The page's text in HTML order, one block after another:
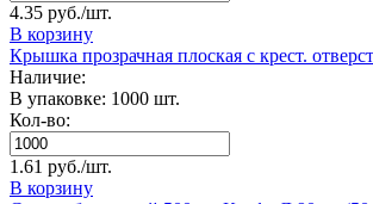
4.35 руб./шт.
В корзину
Крышка прозрачная плоская с крест.
Наличие:
В упаковке: 1000 шт.
Кол-во:
1.61 руб./шт.
В корзину